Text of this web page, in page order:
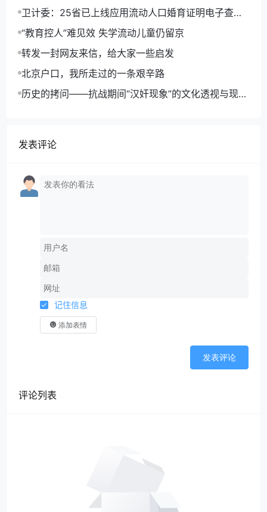
子化
卫计委：25省已上线应用流动人口婚育证明电子查询
平台
“教育控人”难见效 失学流动儿童仍留京
转发一封网友来信，给大家一些启发
北京户口，我所走过的一条艰辛路
历史的拷问——抗战期间“汉奸现象”的文化透视与现实
发表评论
记住信息
添加表情
发表评论
评论列表